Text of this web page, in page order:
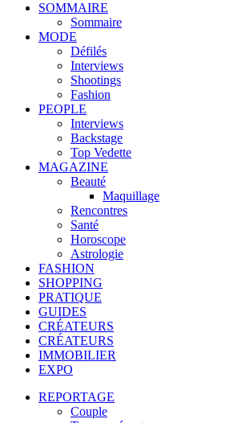
SOMMAIRE
Sommaire
MODE
Défilés
Interviews
Shootings
Fashion
PEOPLE
Interviews
Backstage
Top Vedette
MAGAZINE
Beauté
Maquillage
Rencontres
Santé
Horoscope
Astrologie
FASHION
SHOPPING
PRATIQUE
GUIDES
CRÉATEURS
CRÉATEURS
IMMOBILIER
EXPO
REPORTAGE
Couple